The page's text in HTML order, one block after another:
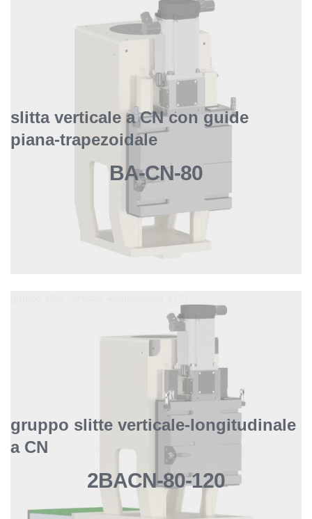
BA-CN-80
slitta verticale a CN con guide
piana-trapezoidale
2BACN-80-120
gruppo slitte verticale-longitudinale
a CN